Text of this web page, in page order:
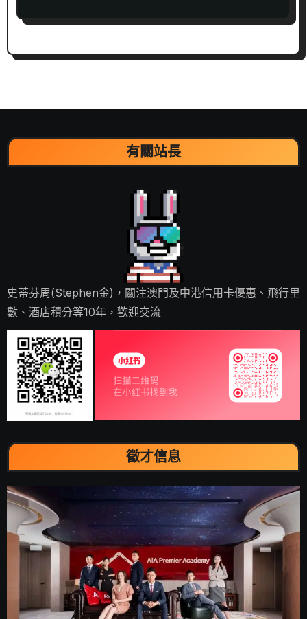
有關站長
史蒂芬周(Stephen金)，關注澳門及中港信用卡優惠、飛行里
數、酒店積分等10年，歡迎交流
徵才信息